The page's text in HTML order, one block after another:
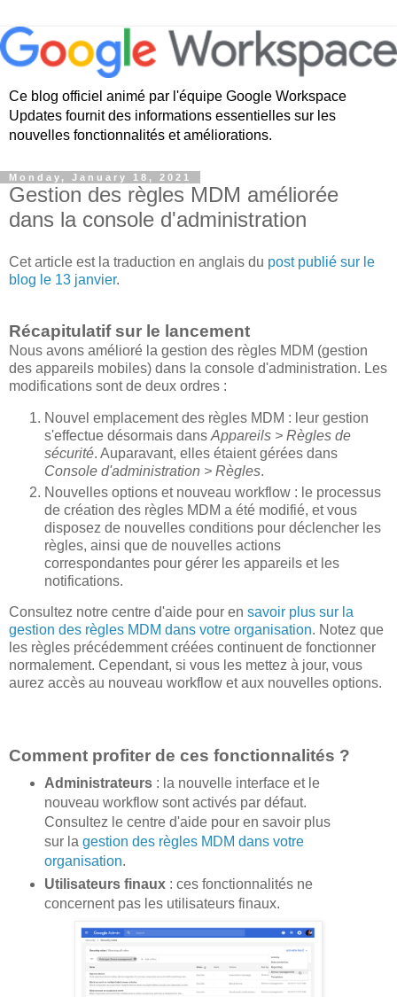
Ce blog officiel animé par l'équipe Google Workspace
Updates fournit des informations essentielles sur les
nouvelles fonctionnalités et améliorations.
Monday, January 18, 2021
Gestion des règles MDM améliorée
dans la console d'administration
Cet article est la traduction en anglais du post publié sur le
blog le 13 janvier.
Récapitulatif sur le lancement
Nous avons amélioré la gestion des règles MDM (gestion
des appareils mobiles) dans la console d'administration. Les
modifications sont de deux ordres :
Nouvel emplacement des règles MDM : leur gestion
s'effectue désormais dans Appareils > Règles de
sécurité. Auparavant, elles étaient gérées dans
Console d'administration > Règles.
Nouvelles options et nouveau workflow : le processus
de création des règles MDM a été modifié, et vous
disposez de nouvelles conditions pour déclencher les
règles, ainsi que de nouvelles actions
correspondantes pour gérer les appareils et les
notifications.
Consultez notre centre d'aide pour en savoir plus sur la
gestion des règles MDM dans votre organisation. Notez que
les règles précédemment créées continuent de fonctionner
normalement. Cependant, si vous les mettez à jour, vous
aurez accès au nouveau workflow et aux nouvelles options.
Comment profiter de ces fonctionnalités ?
Administrateurs: la nouvelle interface et le
nouveau workflow sont activés par défaut.
Consultez le centre d'aide pour en savoir plus
sur la gestion des règles MDM dans votre
organisation.
Utilisateurs finaux: ces fonctionnalités ne
concernent pas les utilisateurs finaux.